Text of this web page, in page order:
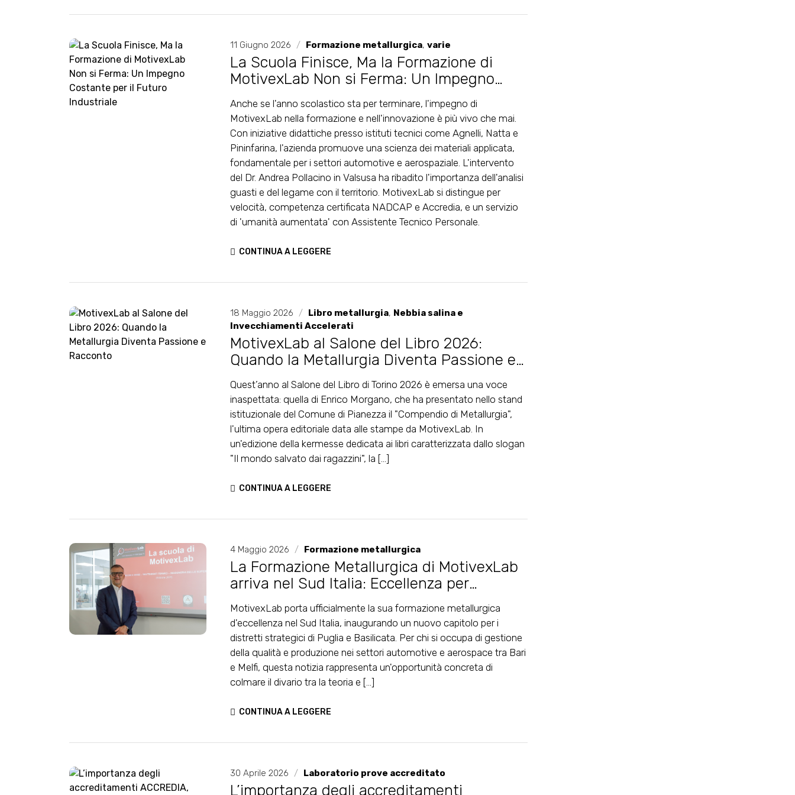
11 Giugno 2026 / Formazione metallurgica,varie
La Scuola Finisce, Ma la Formazione di
MotivexLab Non si Ferma: Un Impegno
Costante per il Futuro Industriale
Anche se l'anno scolastico sta per terminare, l'impegno di
MotivexLab nella formazione e nell'innovazione è più vivo che mai.
Con iniziative didattiche presso istituti tecnici come Agnelli, Natta e
Pininfarina, l'azienda promuove una scienza dei materiali applicata,
fondamentale per i settori automotive e aerospaziale. L'intervento
del Dr. Andrea Pollacino in Valsusa ha ribadito l'importanza dell'analisi
guasti e del legame con il territorio. MotivexLab si distingue per
velocità, competenza certificata NADCAP e Accredia, e un servizio
di 'umanità aumentata' con Assistente Tecnico Personale.
CONTINUA A LEGGERE
18 Maggio 2026 / Libro metallurgia, Nebbia salina e
Invecchiamenti Accelerati
MotivexLab al Salone del Libro 2026:
Quando la Metallurgia Diventa Passione e
Racconto
Quest’anno al Salone del Libro di Torino 2026 è emersa una voce
inaspettata: quella di Enrico Morgano, che ha presentato nello stand
istituzionale del Comune di Pianezza il "Compendio di Metallurgia",
l'ultima opera editoriale data alle stampe da MotivexLab. In
un'edizione della kermesse dedicata ai libri caratterizzata dallo slogan
"Il mondo salvato dai ragazzini", la [...]
CONTINUA A LEGGERE
4 Maggio 2026 / Formazione metallurgica
La Formazione Metallurgica di MotivexLab
arriva nel Sud Italia: Eccellenza per
Automotive e Aerospace
MotivexLab porta ufficialmente la sua formazione metallurgica
d'eccellenza nel Sud Italia, inaugurando un nuovo capitolo per i
distretti strategici di Puglia e Basilicata. Per chi si occupa di gestione
della qualità e produzione nei settori automotive e aerospace tra Bari
e Melfi, questa notizia rappresenta un'opportunità concreta di
colmare il divario tra la teoria e [...]
CONTINUA A LEGGERE
30 Aprile 2026 / Laboratorio prove accreditato
L’importanza degli accreditamenti